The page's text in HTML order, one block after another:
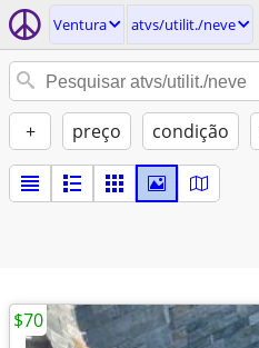
Ventura atvs/utilit./neve
+ preço condição
$70